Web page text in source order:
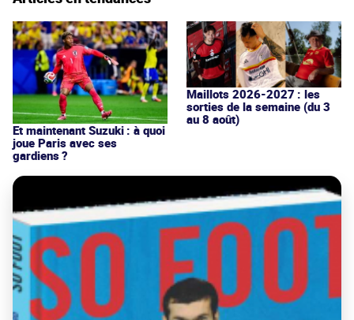
Et maintenant Suzuki : à quoi
joue Paris avec ses
gardiens ?
Maillots 2026-2027 : les
sorties de la semaine (du 3
au 8 août)